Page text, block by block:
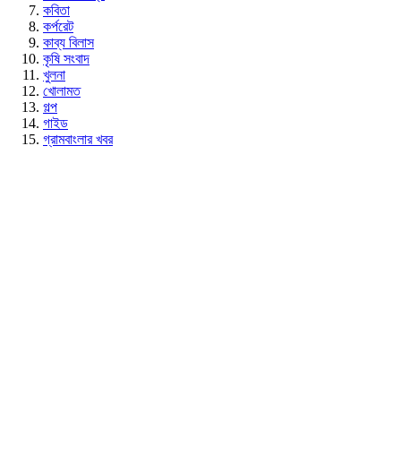
কবিতা
কর্পরেট
কাব্য বিলাস
কৃষি সংবাদ
খুলনা
খোলামত
গল্প
গাইড
গ্রামবাংলার খবর